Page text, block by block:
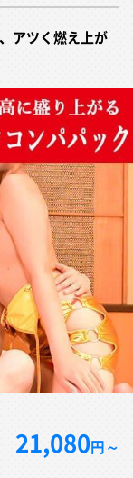
アツく燃え上が
21,080円～